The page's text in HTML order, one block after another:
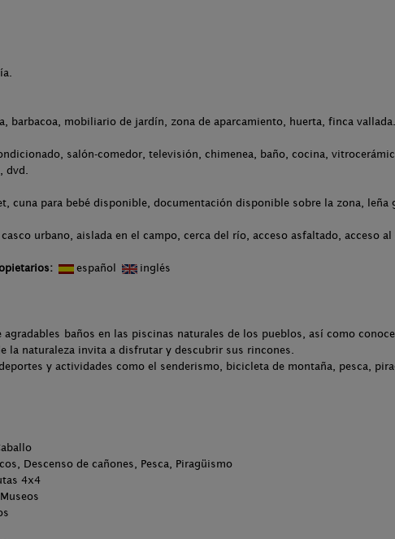
barbacoa, mobiliario de jardín, zona de aparcamiento, huerta, finca vallada.
salón-comedor, televisión, chimenea, baño, cocina,
dvd.
cuna para bebé disponible, documentación disponible sobre la zona, leña
urbano, aislada en el campo, cerca del río, acceso asfaltado, acceso
español inglés
baños en las piscinas naturales de los pueblos, así como
la naturaleza invita a disfrutar y descubrir sus rincones.
y actividades como el senderismo, bicicleta de montaña, pesca,
Descenso de cañones, Pesca, Piragüismo
4x4